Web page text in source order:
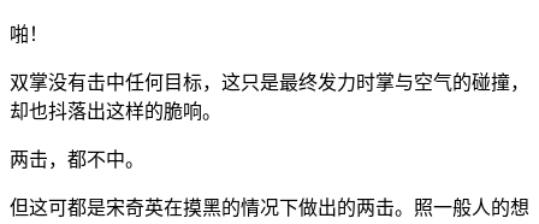
啪！
双掌没有击中任何目标，这只是最终发力时掌与空气的碰撞，
却也抖落出这样的脆响。
两击，都不中。
但这可都是宋奇英在摸黑的情况下做出的两击。照一般人的想